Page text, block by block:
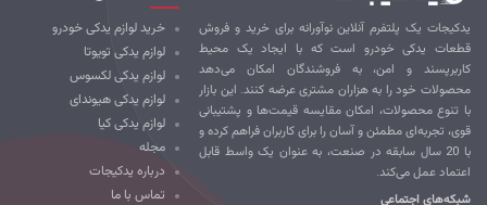
یک پلتفرم آنلاین نوآورانه برای خرید و فروش
یدکی خودرو است که با ایجاد یک محیط
و امن، به فروشندگان امکان می‌دهد
خود را به هزاران مشتری عرضه کنند. این بازار
تنوع محصولات، امکان مقایسه قیمت‌ها و پشتیبانی
تجربه‌ای مطمئن و آسان را برای کاربران فراهم کرده و
با 20 سال سابقه در صنعت، به عنوان یک واسط قابل
عمل می‌کند.
اجتماعی
خرید لوازم یدکی خودرو
لوازم یدکی تویوتا
لوازم یدکی لکسوس
لوازم یدکی هیوندای
لوازم یدکی کیا
مجله
درباره یدکیجات
تماس با ما